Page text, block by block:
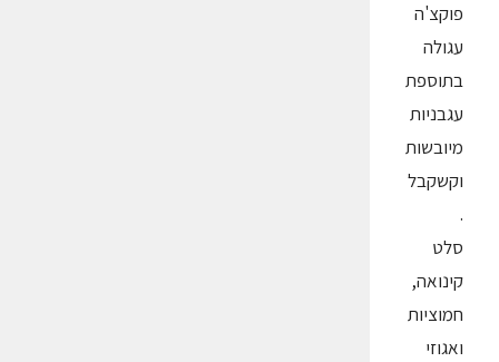
פוקצ'ה
עגולה
בתוספת
עגבניות
מיובשות
וקשקבל
.
סלט
קינואה,
חמוציות
ואגוזי